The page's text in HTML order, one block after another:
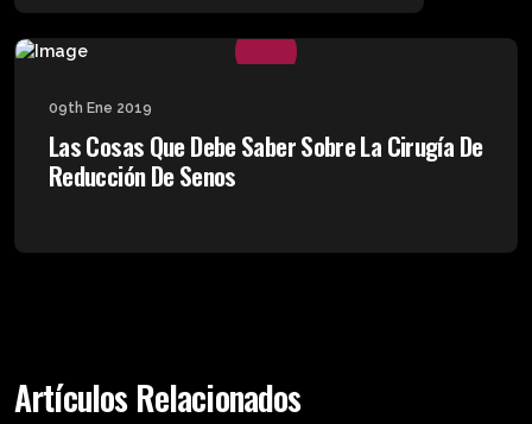
09th Ene 2019
Las Cosas Que Debe Saber Sobre La Cirugía De
Reducción De Senos
Artículos Relacionados